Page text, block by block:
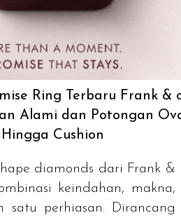
Ring Terbaru Frank &
Alami dan Potongan
Hingga Cushion
diamonds dari Frank &
keindahan, makna,
satu perhiasan. Dirancang